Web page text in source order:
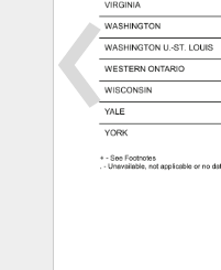






